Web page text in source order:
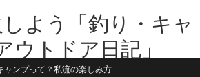
よう「釣り・キャ
ウトドア日記」
気で遊ぶ】1981年うまれ・横浜在住。妻と3
ャンプって？私流の楽しみ方